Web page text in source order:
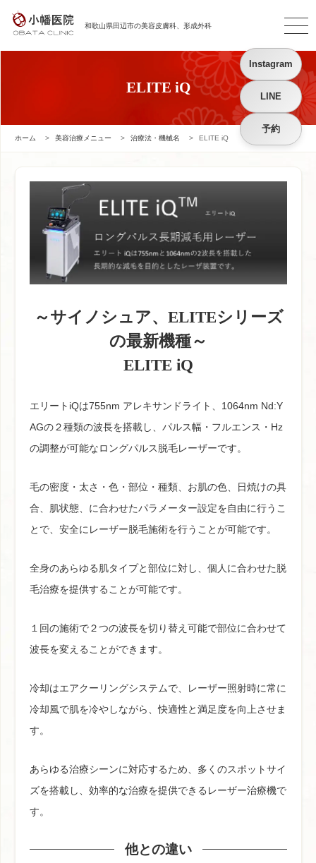
和歌山県田辺市の美容皮膚科、形成外科
ELITE iQ
ホーム > 美容治療メニュー > 治療法・機械名 > ELITE iQ
～サイノシュア、ELITEシリーズ
の最新機種～
ELITE iQ
エリートiQは755nm アレキサンドライト、1064nm Nd:Y
AGの２種類の波長を搭載し、パルス幅・フルエンス・Hz
の調整が可能なロングパルス脱毛レーザーです。
毛の密度・太さ・色・部位・種類、お肌の色、日焼けの具
合、肌状態、に合わせたパラメーター設定を自由に行うこ
とで、安全にレーザー脱毛施術を行うことが可能です。
全身のあらゆる肌タイプと部位に対し、個人に合わせた脱
毛治療を提供することが可能です。
１回の施術で２つの波長を切り替え可能で部位に合わせて
波長を変えることができます。
冷却はエアクーリングシステムで、レーザー照射時に常に
冷却風で肌を冷やしながら、快適性と満足度を向上させま
す。
あらゆる治療シーンに対応するため、多くのスポットサイ
ズを搭載し、効率的な治療を提供できるレーザー治療機で
す。
他との違い
Instagram
LINE
予約